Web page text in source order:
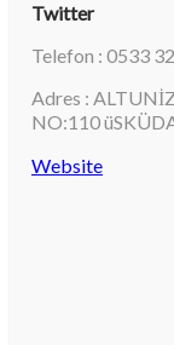
Twitter
Telefon : 0533
Adres :
NO:110
Website